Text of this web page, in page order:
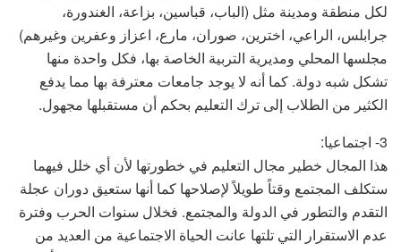
لكل منطقة ومدينة مثل (الباب، قباسين، بزاعة، الغندورة،
جرابلس، الراعي، اخترين، صوران، مارع، اعزاز وعفرين وغيرهم)
مجلسها المحلي ومديرية التربية الخاصة بها، فكل واحدة منها
تشكل شبه دولة. كما أنه لا يوجد جامعات معترفة بها مما يدفع
الكثير من الطلاب إلى ترك التعليم بحكم أن مستقبلها مجهول.
3- اجتماعيا:
هذا المجال خطير مجال التعليم في خطورتها لأن أي خلل فيهما
ستكلف المجتمع وقتاً طويلاً لإصلاحها كما أنها ستعيق دوران عجلة
التقدم والتطور في الدولة والمجتمع. فخلال سنوات الحرب وفترة
عدم الاستقرار التي تلتها عانت الحياة الاجتماعية من العديد من